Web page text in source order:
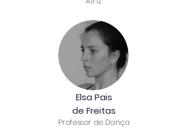
Elsa Pais
de Freitas
Professor de Dança